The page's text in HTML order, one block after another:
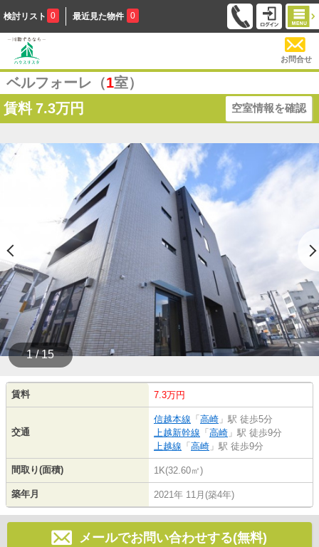
検討リスト 0 最近見た物件 0
お問合せ
ベルフォーレ（1室）
賃料 7.3万円 空室情報を確認
1 / 15
賃料 7.3万円
交通
信越本線 「 高崎 」駅 徒歩5分
上越新幹線 「 高崎 」駅 徒歩9分
上越線 「 高崎 」駅 徒歩9分
間取り(面積) 1K(32.60㎡)
築年月 2021年 11月(築4年)
メールでお問い合わせする(無料)